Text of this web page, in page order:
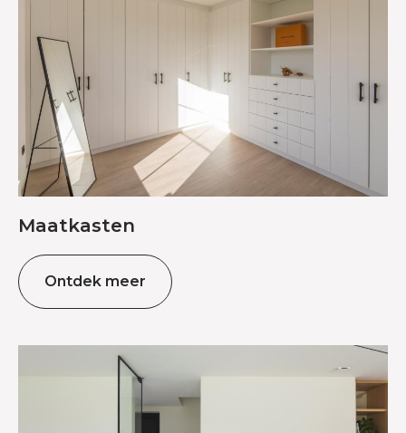
Maatkasten
Ontdek meer